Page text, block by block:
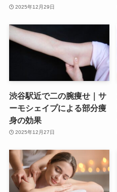
2025年12月29日
渋谷駅近で二の腕痩せ｜サ
ーモシェイプによる部分痩
身の効果
2025年12月27日